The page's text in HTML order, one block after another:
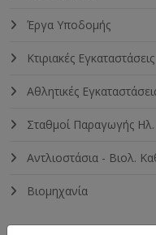
Έργα Υποδομής
Κτιριακές Εγκαταστάσεις
Αθλητικές
Σταθμοί Παραγωγής Ηλ.
Αντλιοστάσια - Βιολ.
Βιομηχανία